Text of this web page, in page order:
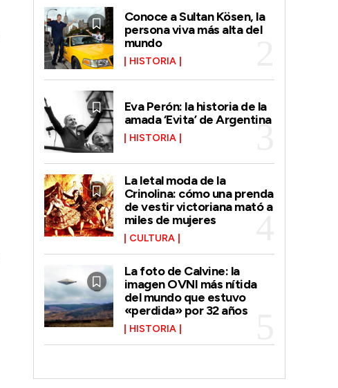
Conoce a Sultan Kösen, la
persona viva más alta del
mundo
HISTORIA
Eva Perón: la historia de la
amada ‘Evita’ de Argentina
HISTORIA
La letal moda de la
Crinolina: cómo una prenda
de vestir victoriana mató a
miles de mujeres
CULTURA
La foto de Calvine: la
imagen OVNI más nítida
del mundo que estuvo
«perdida» por 32 años
HISTORIA